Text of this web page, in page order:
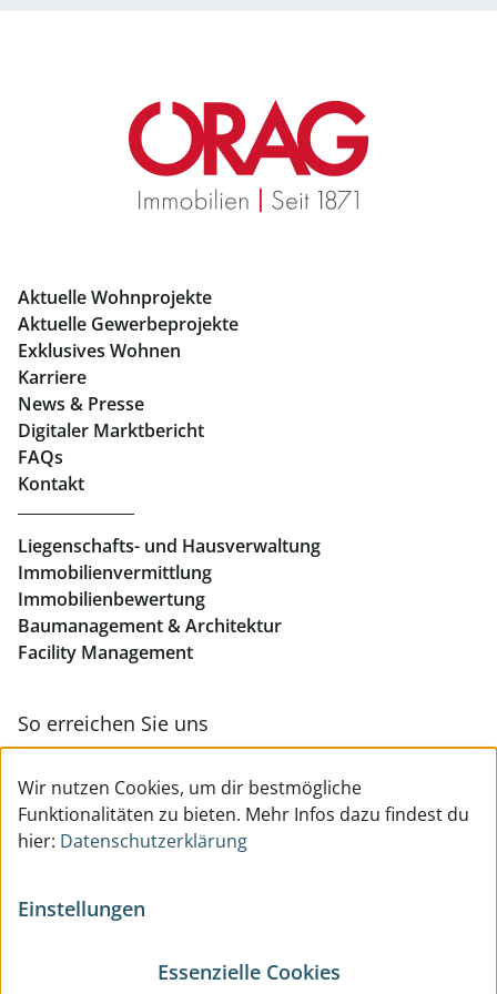
Immobilien in Graz
Mietwohnungen Graz
Eigentumswohnungen Graz
Geschäftslokale mieten Graz
Immobilien in Linz
Eigentumswohnungen Linz
Büros mieten Linz
Geschäftslokale mieten Linz
Aktuelle Wohnprojekte
Aktuelle Gewerbeprojekte
Exklusives Wohnen
Karriere
News & Presse
Digitaler Marktbericht
FAQs
Kontakt
Liegenschafts- und Hausverwaltung
Immobilienvermittlung
Immobilienbewertung
Baumanagement & Architektur
Facility Management
So erreichen Sie uns
Wir nutzen Cookies, um dir bestmögliche
Funktionalitäten zu bieten. Mehr Infos dazu findest du
hier: Datenschutzerklärung
Einstellungen
Essenzielle Cookies